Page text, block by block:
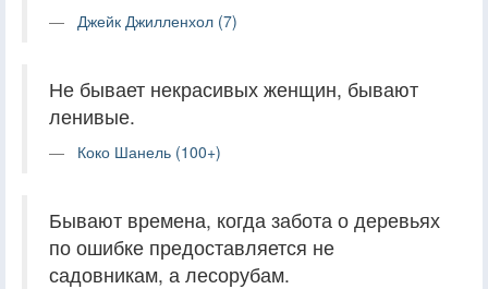
Джейк Джилленхол (7)
Не бывает некрасивых женщин, бывают
ленивые.
Коко Шанель (100+)
Бывают времена, когда забота о деревьях
по ошибке предоставляется не
садовникам, а лесорубам.